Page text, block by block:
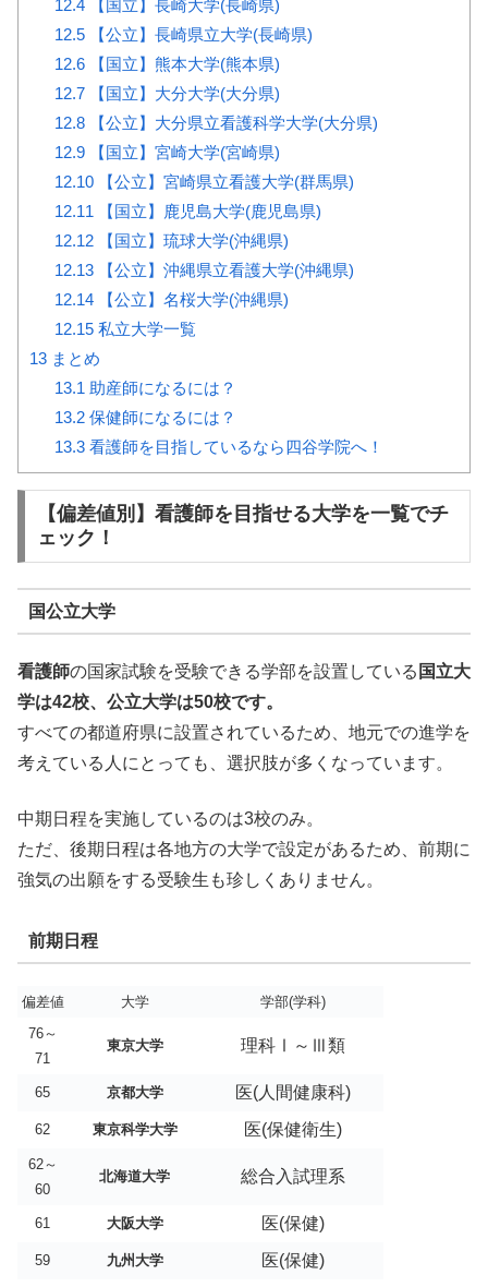
12.4【国立】長崎大学(長崎県)
12.5【公立】長崎県立大学(長崎県)
12.6【国立】熊本大学(熊本県)
12.7【国立】大分大学(大分県)
12.8【公立】大分県立看護科学大学(大分県)
12.9【国立】宮崎大学(宮崎県)
12.10【公立】宮崎県立看護大学(群馬県)
12.11 【国立】鹿児島大学(鹿児島県)
12.12【国立】琉球大学(沖縄県)
12.13【公立】沖縄県立看護大学(沖縄県)
12.14【公立】名桜大学(沖縄県)
12.15私立大学一覧
13 まとめ
13.1 助産師になるには？
13.2保健師になるには？
13.3看護師を目指しているなら四谷学院へ！
【偏差値別】看護師を目指せる大学を一覧でチ
ェック！
国公立大学
看護師の国家試験を受験できる学部を設置している 国立大
学は42校、公立大学は50校です。
すべての都道府県に設置されているため、地元での進学を
考えている人にとっても、選択肢が多くなっています。
中期日程を実施しているのは3校のみ。
ただ、後期日程は各地方の大学で設定があるため、前期に
強気の出願をする受験生も珍しくありません。
前期日程
偏差値 大学
学部(学科)
76～
71
東京大学 理科Ⅰ～Ⅲ類
65 京都大学 医(人間健康科)
62 東京科学大学 医(保健衛生)
62～
60
北海道大学 総合入試理系
61 大阪大学 医(保健)
59 九州大学 医(保健)